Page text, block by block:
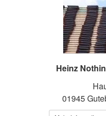
Heinz
01945